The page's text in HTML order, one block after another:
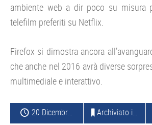
ambiente web a dir poco su misura
telefilm preferiti su Netflix.
Firefox si dimostra ancora
che anche nel 2016 avrà diverse
multimediale e interattivo.
20 Dicembre 2015 Archiviato in: